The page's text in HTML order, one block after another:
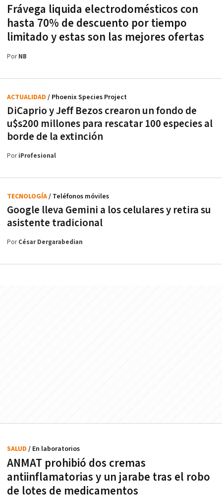
Frávega liquida electrodomésticos con
hasta 70% de descuento por tiempo
limitado y estas son las mejores ofertas
PorNB
DiCaprio y Jeff Bezos crearon un fondo de
u$s200 millones para rescatar 100 especies al
borde de la extinción
ACTUALIDAD / Phoenix Species Project
PoriProfesional
Google lleva Gemini a los celulares y retira su
asistente tradicional
TECNOLOGÍA/ Teléfonos móviles
PorCésar Dergarabedian
ANMAT prohibió dos cremas
antiinflamatorias y un jarabe tras el robo
de lotes de medicamentos
SALUD / En laboratorios